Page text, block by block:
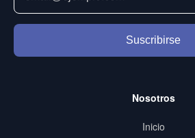
Suscribirse
Nosotros
Inicio